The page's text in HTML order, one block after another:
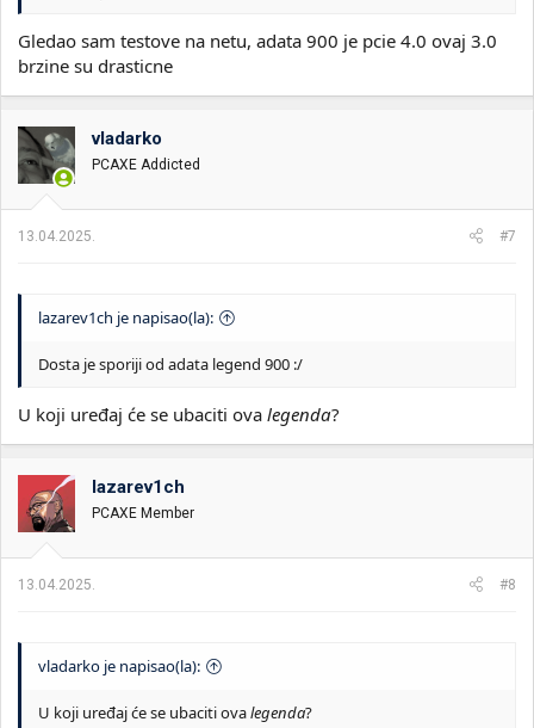
Gledao sam testove na netu, adata 900 je pcie 4.0 ovaj 3.0
brzine su drasticne
vladarko
PCAXE Addicted
13.04.2025. #7
lazarev1ch je napisao(la):
Dosta je sporiji od adata legend 900 :/
U koji uređaj će se ubaciti ova legenda?
lazarev1ch
PCAXE Member
13.04.2025. #8
vladarko je napisao(la):
U koji uređaj će se ubaciti ovalegenda?